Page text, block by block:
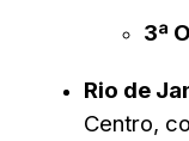
3ª
Rio de
Centro,